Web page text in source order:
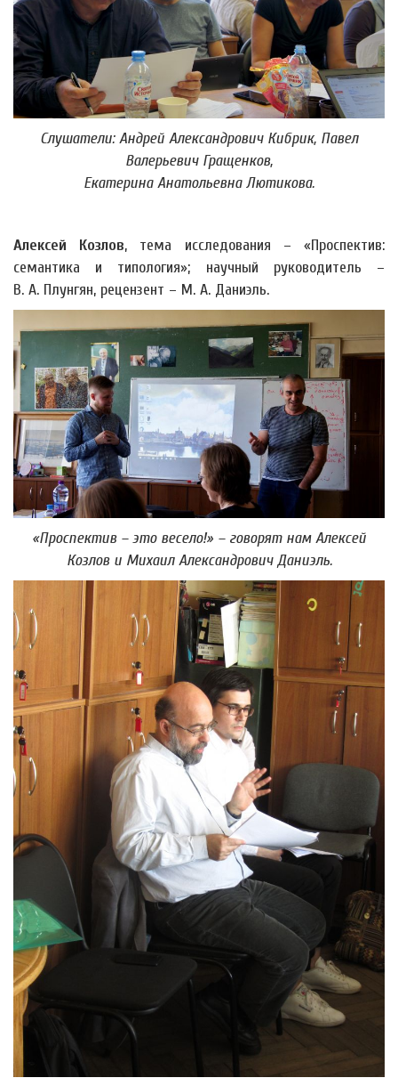
Слушатели: Андрей Александрович Кибрик, Павел
Валерьевич Гращенков,
Екатерина Анатольевна Лютикова.
Алексей Козлов, тема исследования – «Проспектив:
семантика и типология»; научный руководитель –
В. А. Плунгян, рецензент – М. А. Даниэль.
«Проспектив – это весело!» – говорят нам Алексей
Козлов и Михаил Александрович Даниэль.